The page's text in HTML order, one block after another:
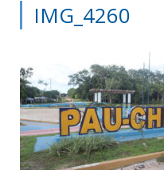
IMG_4260